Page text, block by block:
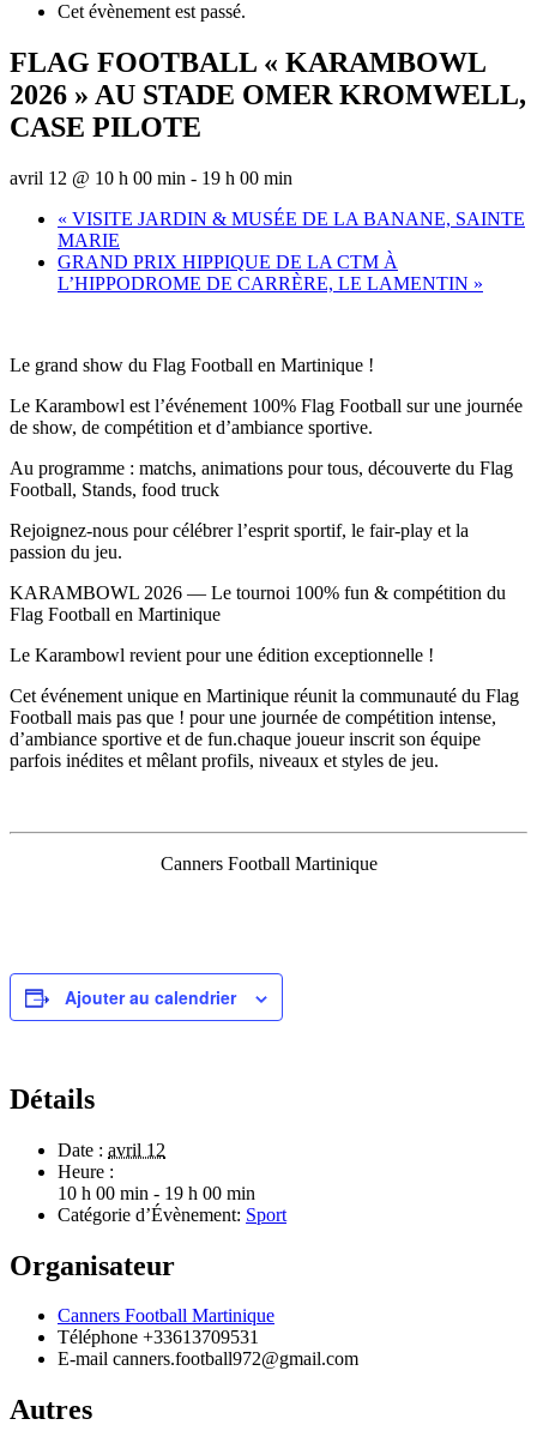
Cet évènement est passé.
FLAG FOOTBALL « KARAMBOWL
2026 » AU STADE OMER KROMWELL,
CASE PILOTE
avril 12 @ 10 h 00 min - 19 h 00 min
« VISITE JARDIN & MUSÉE DE LA BANANE, SAINTE
MARIE
GRAND PRIX HIPPIQUE DE LA CTM À
L’HIPPODROME DE CARRÈRE, LE LAMENTIN »
Le grand show du Flag Football en Martinique !
Le Karambowl est l’événement 100% Flag Football sur une journée
de show, de compétition et d’ambiance sportive.
Au programme : matchs, animations pour tous, découverte du Flag
Football, Stands, food truck
Rejoignez-nous pour célébrer l’esprit sportif, le fair-play et la
passion du jeu.
KARAMBOWL 2026 — Le tournoi 100% fun & compétition du
Flag Football en Martinique
Le Karambowl revient pour une édition exceptionnelle !
Cet événement unique en Martinique réunit la communauté du Flag
Football mais pas que ! pour une journée de compétition intense,
d’ambiance sportive et de fun.chaque joueur inscrit son équipe
parfois inédites et mêlant profils, niveaux et styles de jeu.
Canners Football Martinique
Ajouter au calendrier
Détails
Date : avril 12
Heure :
10 h 00 min - 19 h 00 min
Catégorie d’Évènement: Sport
Organisateur
Canners Football Martinique
Téléphone +33613709531
E-mail canners.football972@gmail.com
Autres